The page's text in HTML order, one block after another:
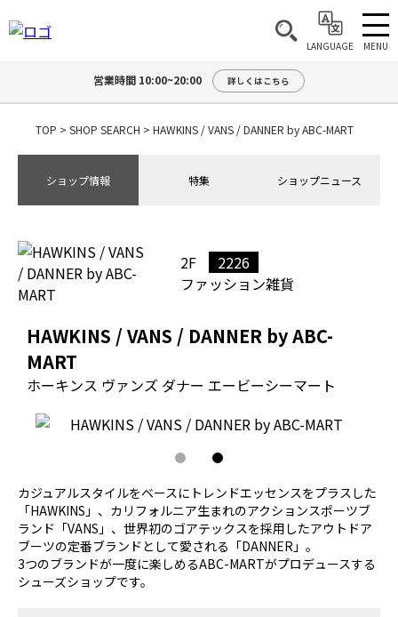
LANGUAGE MENU
営業時間 10:00~20:00 詳しくはこちら
TOP > SHOP SEARCH > HAWKINS / VANS / DANNER by ABC-MART
ショップ情報 特集 ショップニュース
1 2
2F
2226
ファッション雑貨
HAWKINS / VANS / DANNER by ABC-
MART
ホーキンス ヴァンズ ダナー エービーシーマート
カジュアルスタイルをベースにトレンドエッセンスをプラスした
「HAWKINS」、カリフォルニア生まれのアクションスポーツブ
ランド「VANS」、世界初のゴアテックスを採用したアウトドア
ブーツの定番ブランドとして愛される「DANNER」。
3つのブランドが一度に楽しめるABC-MARTがプロデュースする
シューズショップです。